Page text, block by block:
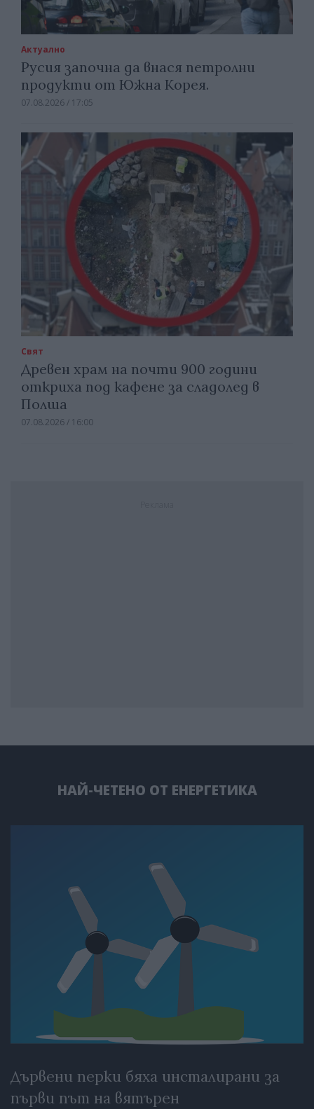
Актуално
Русия започна да внася петролни
продукти от Южна Корея.
07.08.2026 / 17:05
Свят
Древен храм на почти 900 години
откриха под кафене за сладолед в
Полша
07.08.2026 / 16:00
НАЙ-ЧЕТЕНО ОТ ЕНЕРГЕТИКА
Дървени перки бяха инсталирани за
първи път на вятърен